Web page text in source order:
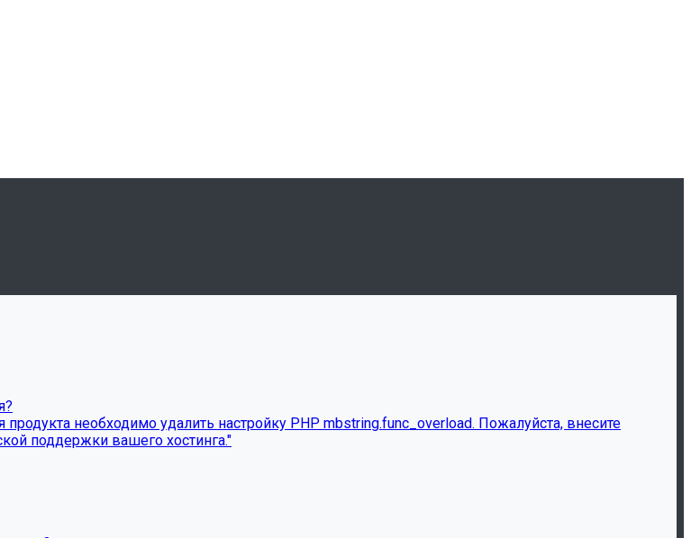
необходимо удалить настройку PHP mbstring.func_overload. Пожалуйста, внесите
поддержки вашего хостинга."